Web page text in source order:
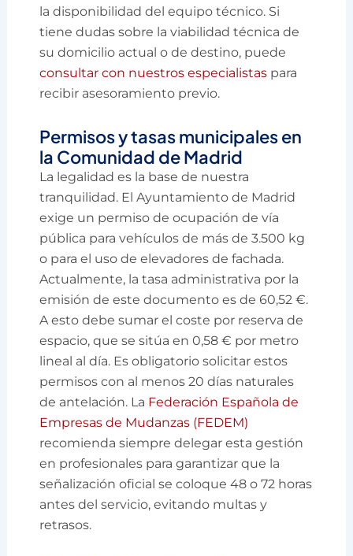
la disponibilidad del equipo técnico. Si
tiene dudas sobre la viabilidad técnica de
su domicilio actual o de destino, puede
consultar con nuestros especialistas para
recibir asesoramiento previo.
Permisos y tasas municipales en
la Comunidad de Madrid
La legalidad es la base de nuestra
tranquilidad. El Ayuntamiento de Madrid
exige un permiso de ocupación de vía
pública para vehículos de más de 3.500 kg
o para el uso de elevadores de fachada.
Actualmente, la tasa administrativa por la
emisión de este documento es de 60,52 €.
A esto debe sumar el coste por reserva de
espacio, que se sitúa en 0,58 € por metro
lineal al día. Es obligatorio solicitar estos
permisos con al menos 20 días naturales
de antelación. La Federación Española de
Empresas de Mudanzas (FEDEM)
recomienda siempre delegar esta gestión
en profesionales para garantizar que la
señalización oficial se coloque 48 o 72 horas
antes del servicio, evitando multas y
retrasos.